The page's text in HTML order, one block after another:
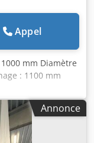
Appel
mm Diamètre
: 1100 mm
Changeur
Course Z : 700
du support : 1000
de rotation : 500
234/50822 La
Annonce